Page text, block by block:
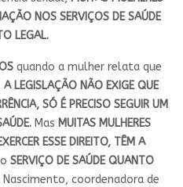
NOS SERVIÇOS DE SAÚDE
LEGAL.
quando a mulher relata que
A LEGISLAÇÃO NÃO EXIGE QUE
SÓ É PRECISO SEGUIR UM
Mas MUITAS MULHERES
ESSE DIREITO, TÊM A
SERVIÇO DE SAÚDE QUANTO
Nascimento, coordenadora de